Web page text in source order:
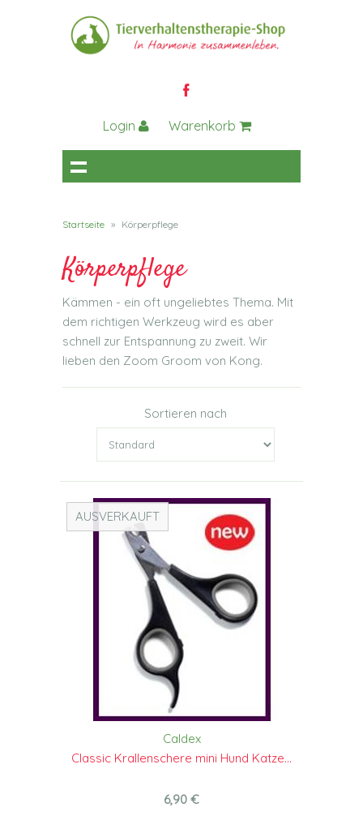
Login Warenkorb
Startseite » Körperpflege
Körperpflege
Kämmen - ein oft ungeliebtes Thema. Mit
dem richtigen Werkzeug wird es aber
schnell zur Entspannung zu zweit. Wir
lieben den Zoom Groom von Kong.
Sortieren nach
AUSVERKAUFT
Caldex
Classic Krallenschere mini Hund Katze...
6,90 €